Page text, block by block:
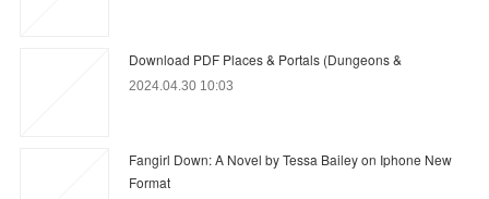
Download PDF Places & Portals (Dungeons &
2024.04.30 10:03
Fangirl Down: A Novel by Tessa Bailey on Iphone New
Format